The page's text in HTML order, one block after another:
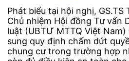
Phát biểu tại hội nghị,
Chủ nhiệm Hội đồng Tư vấn
luật (UBTƯ MTTQ Việt
sung quy định chấm dứt
chung cư trong trường hợp